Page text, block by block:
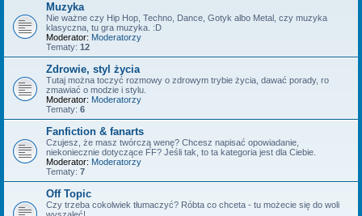
Muzyka
Nie ważne czy Hip Hop, Techno, Dance, Gotyk albo Metal, czy muzyka
klasyczna, tu gra muzyka. :D
Moderator: Moderatorzy
Tematy: 12
Zdrowie, styl życia
Tutaj można toczyć rozmowy o zdrowym trybie życia, dawać porady, ro
zmawiać o modzie i stylu.
Moderator: Moderatorzy
Tematy: 6
Fanfiction & fanarts
Czujesz, że masz twórczą wenę? Chcesz napisać opowiadanie,
niekoniecznie dotyczące FF? Jeśli tak, to ta kategoria jest dla Ciebie.
Moderator: Moderatorzy
Tematy: 7
Off Topic
Czy trzeba cokolwiek tłumaczyć? Róbta co chceta - tu możecie się do woli